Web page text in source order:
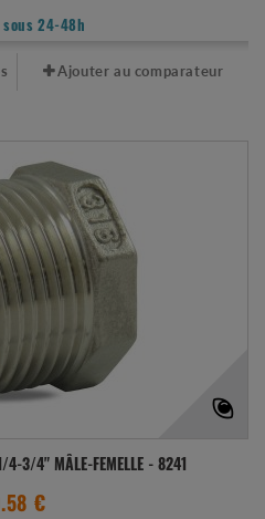
sous 24-48h
Ajouter au comparateur
4-3/4" MÂLE-FEMELLE - 8241
€